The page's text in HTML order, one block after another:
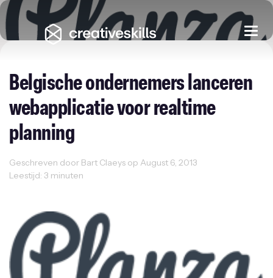
Belgische ondernemers lanceren
webapplicatie voor realtime
planning
Geschreven door Bart Claeys op August 6, 2013
Leestijd: 3 minuten